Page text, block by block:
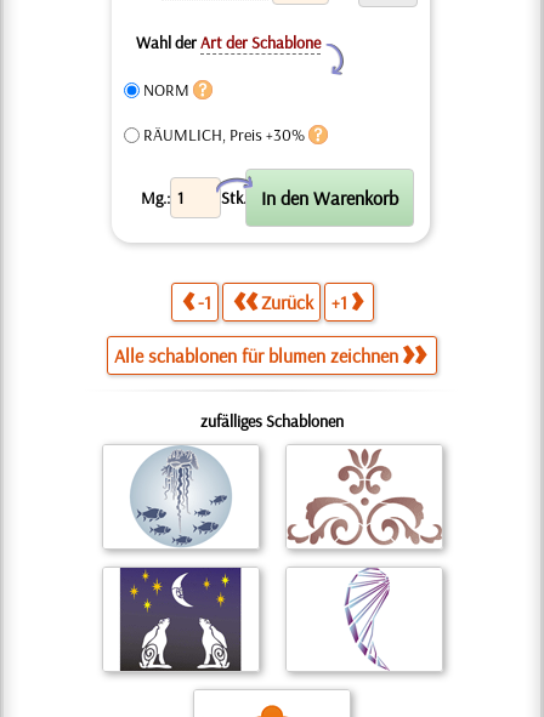
Wahl derArt der Schablone
Y
NORM
RÄUMLICH, Preis +30%
Mg.: Stk.
X
-1 Zurück +1
Alle schablonen für blumen zeichnen
zufälliges Schablonen